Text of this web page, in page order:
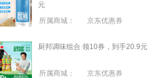
元
所属商城：
京东优惠券
厨邦调味组合 领10券，到手20.9元
所属商城： 京东优惠券